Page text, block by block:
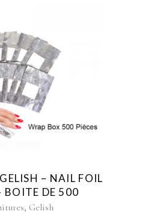
– NAIL FOIL
BOITE DE 500
, Gelish